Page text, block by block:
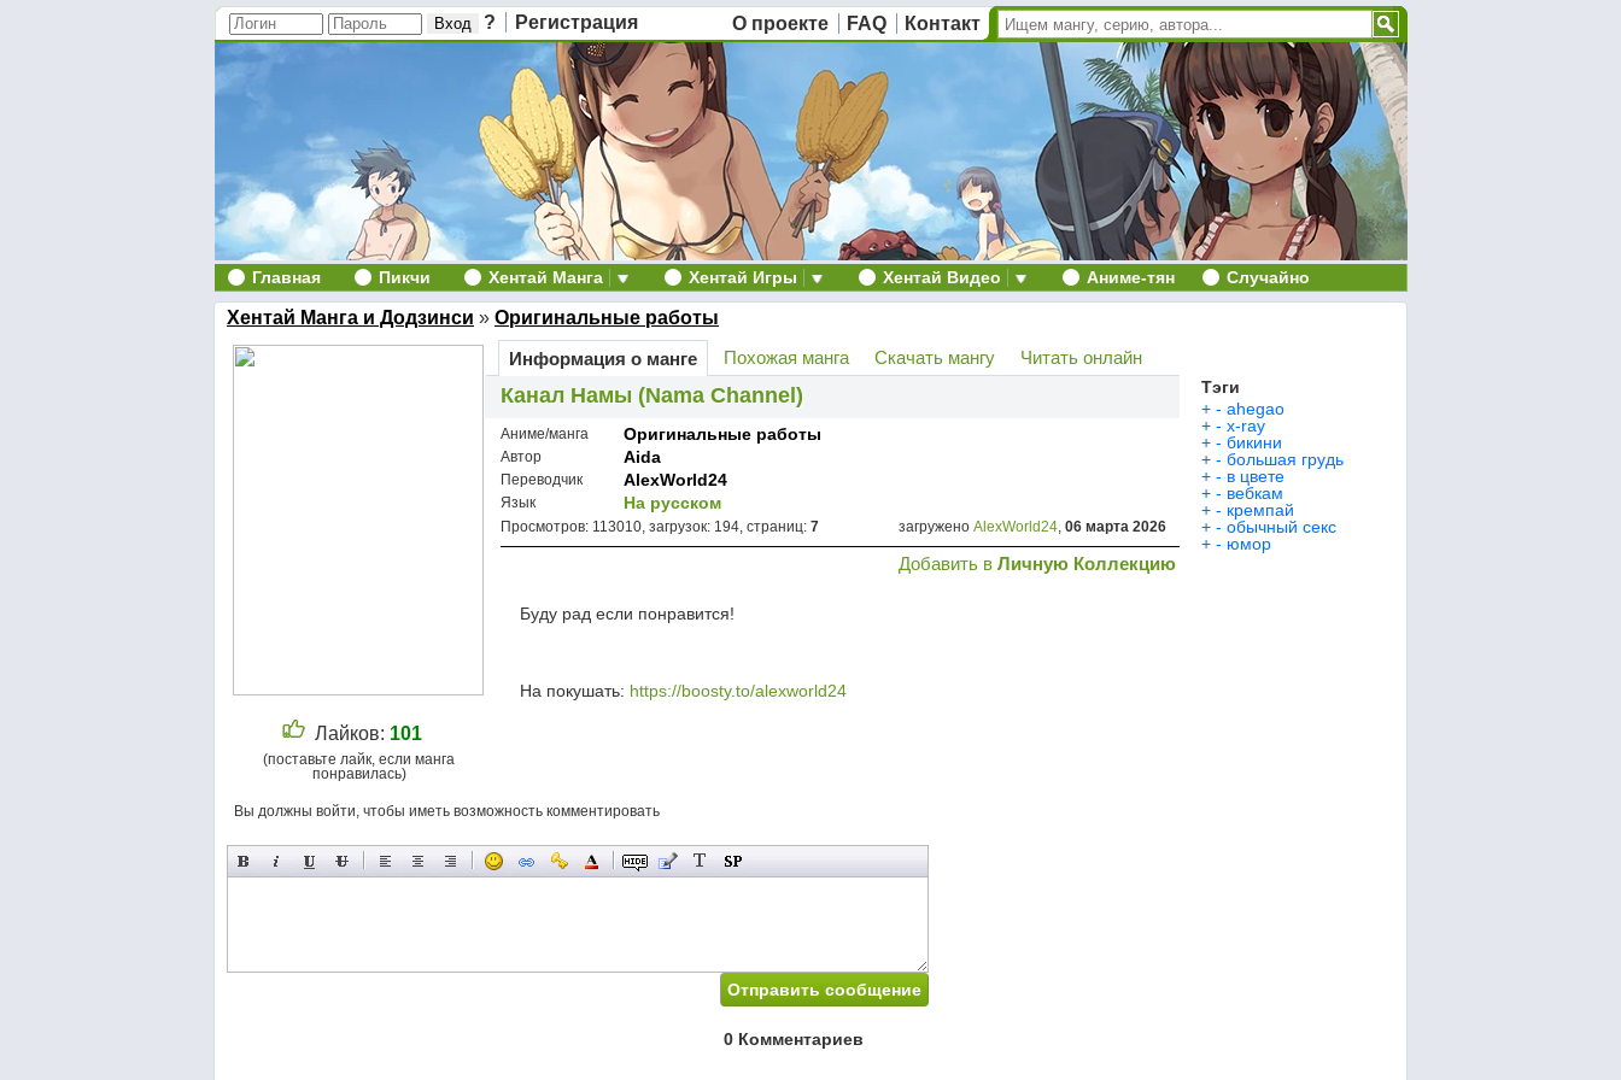
? Регистрация О проекте FAQ Контакт
Главная Пикчи Хентай Манга Хентай Игры Хентай Видео Аниме-тян Случайно
Хентай Манга и Додзинси » Оригинальные работы
Лайков: 101
(поставьте лайк, если манга
понравилась)
Информация о манге Похожая манга Скачать мангу Читать онлайн
Канал Намы (Nama Channel)
Аниме/манга Оригинальные работы
Автор Aida
Переводчик AlexWorld24
Язык На русском
Просмотров: 113010, загрузок: 194, страниц: 7 загружено AlexWorld24, 06 марта 2026
Добавить в Личную Коллекцию
Буду рад если понравится!
На покушать: https://boosty.to/alexworld24
Вы должны войти, чтобы иметь возможность комментировать
Тэги
+ - ahegao
+ - x-ray
+ - бикини
+ - большая грудь
+ - в цвете
+ - вебкам
+ - кремпай
+ - обычный секс
+ - юмор
0 Комментариев